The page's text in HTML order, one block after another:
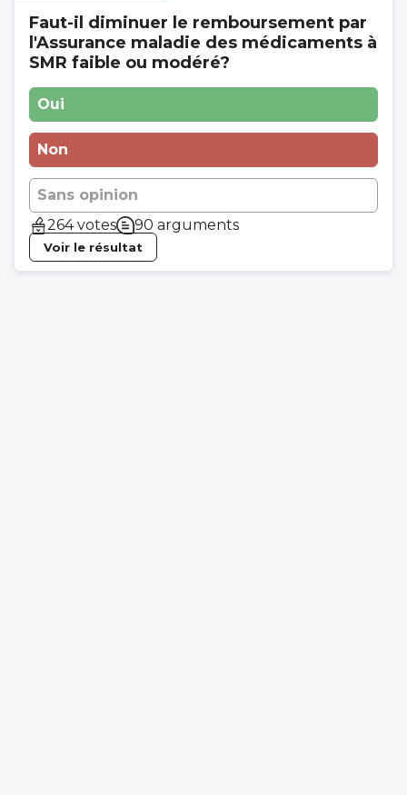
Faut-il diminuer le remboursement par
l'Assurance maladie des médicaments à
SMR faible ou modéré?
Oui
Non
Sans opinion
264 votes
90 arguments
Voir le résultat